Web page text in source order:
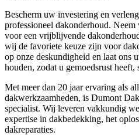
Bescherm uw investering en
professioneel dakonderhoud.
voor een vrijblijvende
wij de favoriete keuze zijn voor
op onze deskundigheid en laat ons
houden, zodat u gemoedsrust heeft,
Met meer dan 20 jaar ervaring als
dakwerkzaamheden, is Dumont
specialist. Wij leveren vakkundig
expertise in dakbedekking, het
dakreparaties.